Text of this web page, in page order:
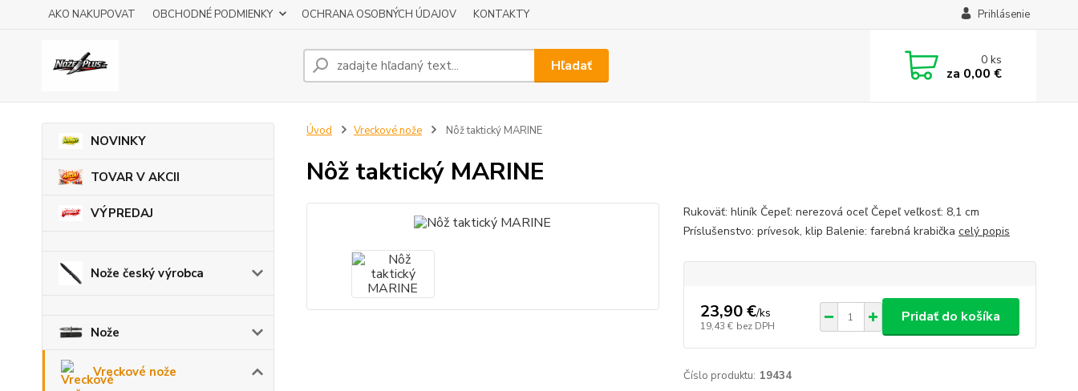
AKO NAKUPOVAT OBCHODNÉ PODMIENKY OCHRANA OSOBNÝCH ÚDAJOV KONTAKTY Prihlásenie
Hľadať 0ks
za 0,00 €
NOVINKY
TOVAR V AKCII
VÝPREDAJ
Nože český výrobca
Nože
Vreckové nože
Úvod Vreckové nože Nôž taktický MARINE
Nôž taktický MARINE
Rukoväť: hliník Čepeľ: nerezová oceľ Čepeľ veľkosť: 8,1 cm
Príslušenstvo: prívesok, klip Balenie: farebná krabička celý popis
23,90 €/ks
19,43 € bez DPH
Pridať do košíka
Číslo produktu: 19434